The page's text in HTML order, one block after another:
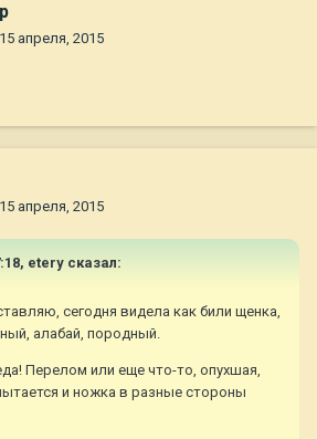
15 апреля, 2015
15 апреля, 2015
etery сказал:
сегодня видела как били щенка,
алабай, породный.
Перелом или еще что-то, опухшая,
и ножка в разные стороны